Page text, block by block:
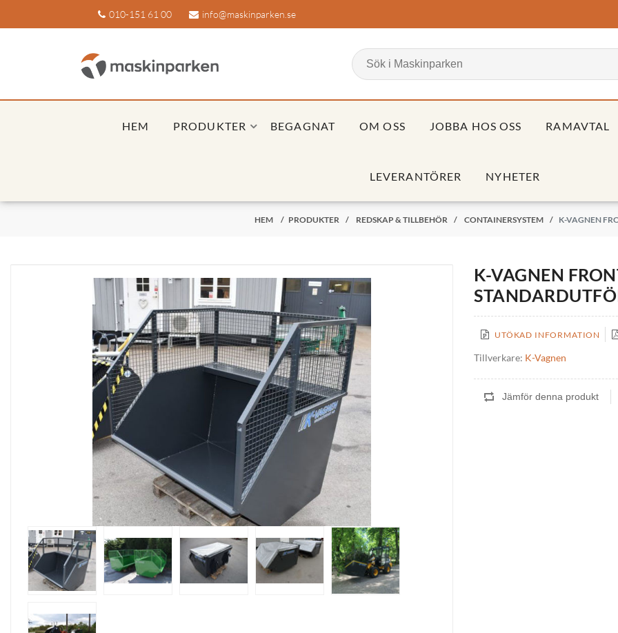
010-151 61 00 info@maskinparken.se
HEM PRODUKTER BEGAGNAT OM OSS JOBBA HOS OSS RAMAVTAL
LEVERANTÖRER NYHETER
HEM / PRODUKTER / REDSKAP & TILLBEHÖR / CONTAINERSYSTEM / K-VAGNEN
K-VAGNEN
UTÖKAD INFORMATION
Tillverkare: K-Vagnen